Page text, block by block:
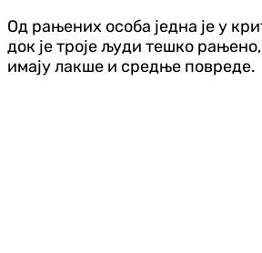
Од рањених особа једна је у
док је троје људи тешко
имају лакше и средње повреде.